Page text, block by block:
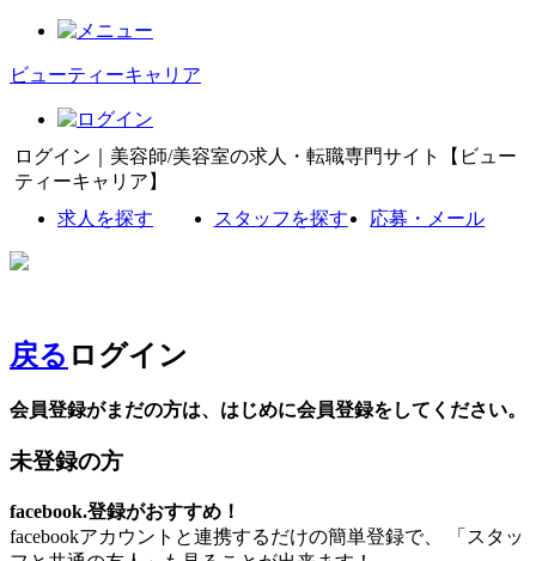
ビューティーキャリア
ログイン｜美容師/美容室の求人・転職専門サイト【ビュー
ティーキャリア】
求人を探す
スタッフを探す 応募・メール
戻る ログイン
会員登録がまだの方は、はじめに会員登録をしてください。
未登録の方
facebook.登録がおすすめ！
facebookアカウントと連携するだけの簡単登録で、 「スタッ